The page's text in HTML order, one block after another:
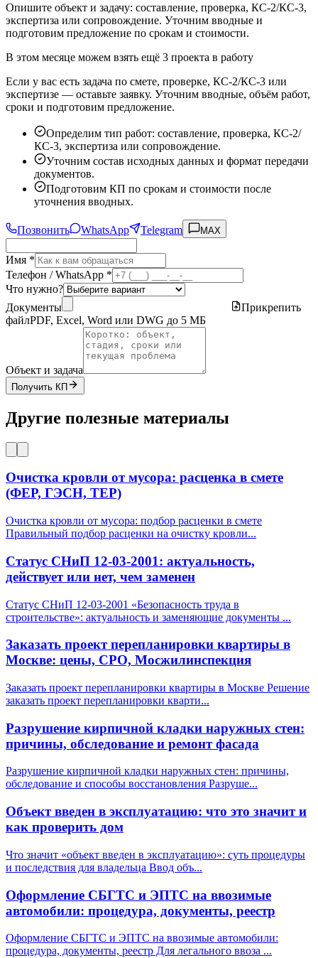
Опишите объект и задачу: составление, проверка, КС-2/КС-3,
экспертиза или сопровождение. Уточним вводные и
подготовим предложение по срокам и стоимости.
В этом месяце можем взять ещё 3 проекта в работу
Если у вас есть задача по смете, проверке, КС-2/КС-3 или
экспертизе — оставьте заявку. Уточним вводные, объём работ,
сроки и подготовим предложение.
Определим тип работ: составление, проверка, КС-2/
КС-3, экспертиза или сопровождение.
Уточним состав исходных данных и формат передачи
документов.
Подготовим КП по срокам и стоимости после
уточнения вводных.
Позвонить WhatsApp Telegram MAX
Имя *
Телефон / WhatsApp *
Что нужно?
Документы
Прикрепить
файлPDF, Excel, Word или DWG до 5 МБ
Объект и задача
Получить КП
Другие полезные материалы
Очистка кровли от мусора: расценка в смете
(ФЕР, ГЭСН, ТЕР)
Очистка кровли от мусора: подбор расценки в смете
Правильный подбор расценки на очистку кровли...
Статус СНиП 12-03-2001: актуальность,
действует или нет, чем заменен
Статус СНиП 12-03-2001 «Безопасность труда в
строительстве»: актуальность и заменяющие документы ...
Заказать проект перепланировки квартиры в
Москве: цены, СРО, Мосжилинспекция
Заказать проект перепланировки квартиры в Москве Решение
заказать проект перепланировки кварти...
Разрушение кирпичной кладки наружных стен:
причины, обследование и ремонт фасада
Разрушение кирпичной кладки наружных стен: причины,
обследование и способы восстановления Разруше...
Объект введен в эксплуатацию: что это значит и
как проверить дом
Что значит «объект введен в эксплуатацию»: суть процедуры
и последствия для владельца Ввод объ...
Оформление СБГТС и ЭПТС на ввозимые
автомобили: процедура, документы, реестр
Оформление СБГТС и ЭПТС на ввозимые автомобили:
процедура, документы, реестр Для легального ввоза ...